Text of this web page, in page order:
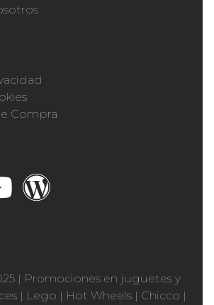
Compra
| Promociones en juguetes y
| Lego | Hot Wheels | Chicco |